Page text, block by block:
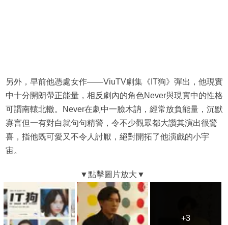
另外，早前他憑處女作——ViuTV劇集《IT狗》彈出，他現實
中十分開朗帶正能量，相反劇內的角色Never與現實中的性格
可謂南轅北轍。Never在劇中一臉木訥，經常放負能量，沉默
寡言但一有對白就句句精警，令不少觀眾都大讚其演出很驚
喜，指他既可愛又不令人討厭，絕對開拓了他演戲的小宇
宙。
+3
+3